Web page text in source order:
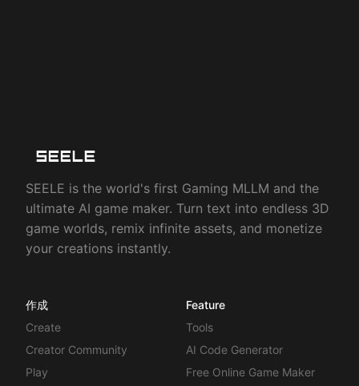
SEELE is the world's first Gaming MLLM and the
ultimate AI game maker. Turn text into endless 3D
game worlds, remix infinite assets, and monetize
your creations instantly.
作成
Create
Creator Community
Play
Feature
Tools
AI Code Generator
Free Online Game Maker